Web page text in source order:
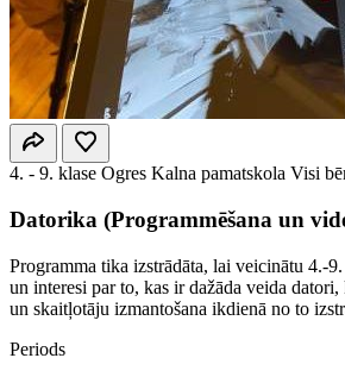
4. - 9. klase Ogres Kalna pamatskola Visi
Datorika (Programmēšana un
Programma tika izstrādāta, lai veicinātu 4.-
un interesi par to, kas ir dažāda veida
un skaitļotāju izmantošana ikdienā no to
Periods